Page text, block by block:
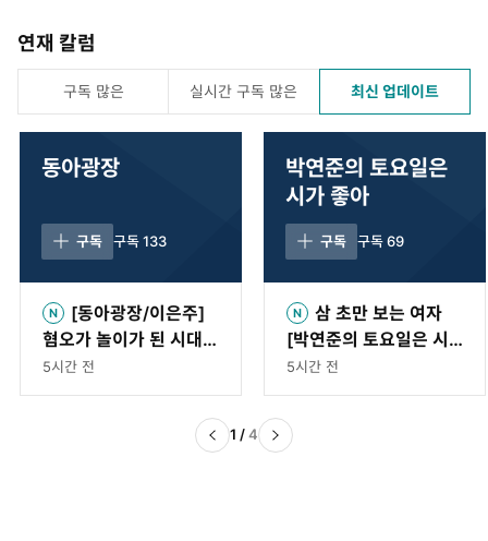
연재 칼럼
구독 많은 실시간 구독 많은 최신 업데이트
동아광장
구독 구독133
[동아광장/이은주]
혐오가 놀이가 된 시대,
‘말리는 시누이’가 되자
5시간 전
박연준의 토요일은
시가 좋아
구독 구독69
삼 초만 보는 여자
[박연준의 토요일은 시
가 좋아]〈54〉
5시간 전
1 /4